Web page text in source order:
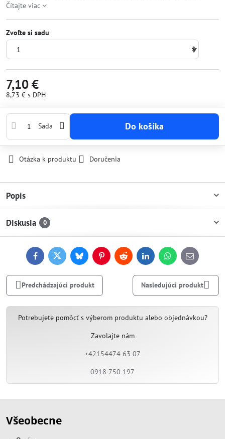
Čítajte viac
Zvoľte si sadu
7,10 €
8,73 € s DPH
Sada Do košíka
Otázka k produktu Doručenia
Popis
Diskusia 0
FacebookTwitterBlueskyPinterestReddit LinkedInWhatsApp
E-
mail
Predchádzajúci produkt Nasledujúci produkt
Potrebujete pomôcť s výberom produktu alebo objednávkou?
Zavolajte nám
+42154474 63 07
0918 750 197
Všeobecne